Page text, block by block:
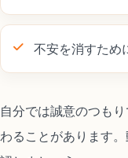
不安を消すため
自分では誠意のつも
わることがあります